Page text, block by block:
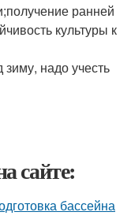
ранней
культуры к
надо учесть
сайте:
бассейна